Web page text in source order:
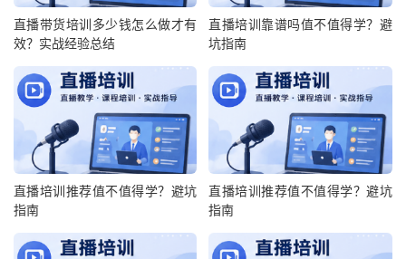
直播带货培训多少钱怎么做才有
效？实战经验总结
直播培训靠谱吗值不值得学？避
坑指南
直播培训推荐值不值得学？避坑
指南
直播培训推荐值不值得学？避坑
指南